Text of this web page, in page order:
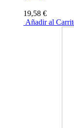
19,58 €
Añadir al